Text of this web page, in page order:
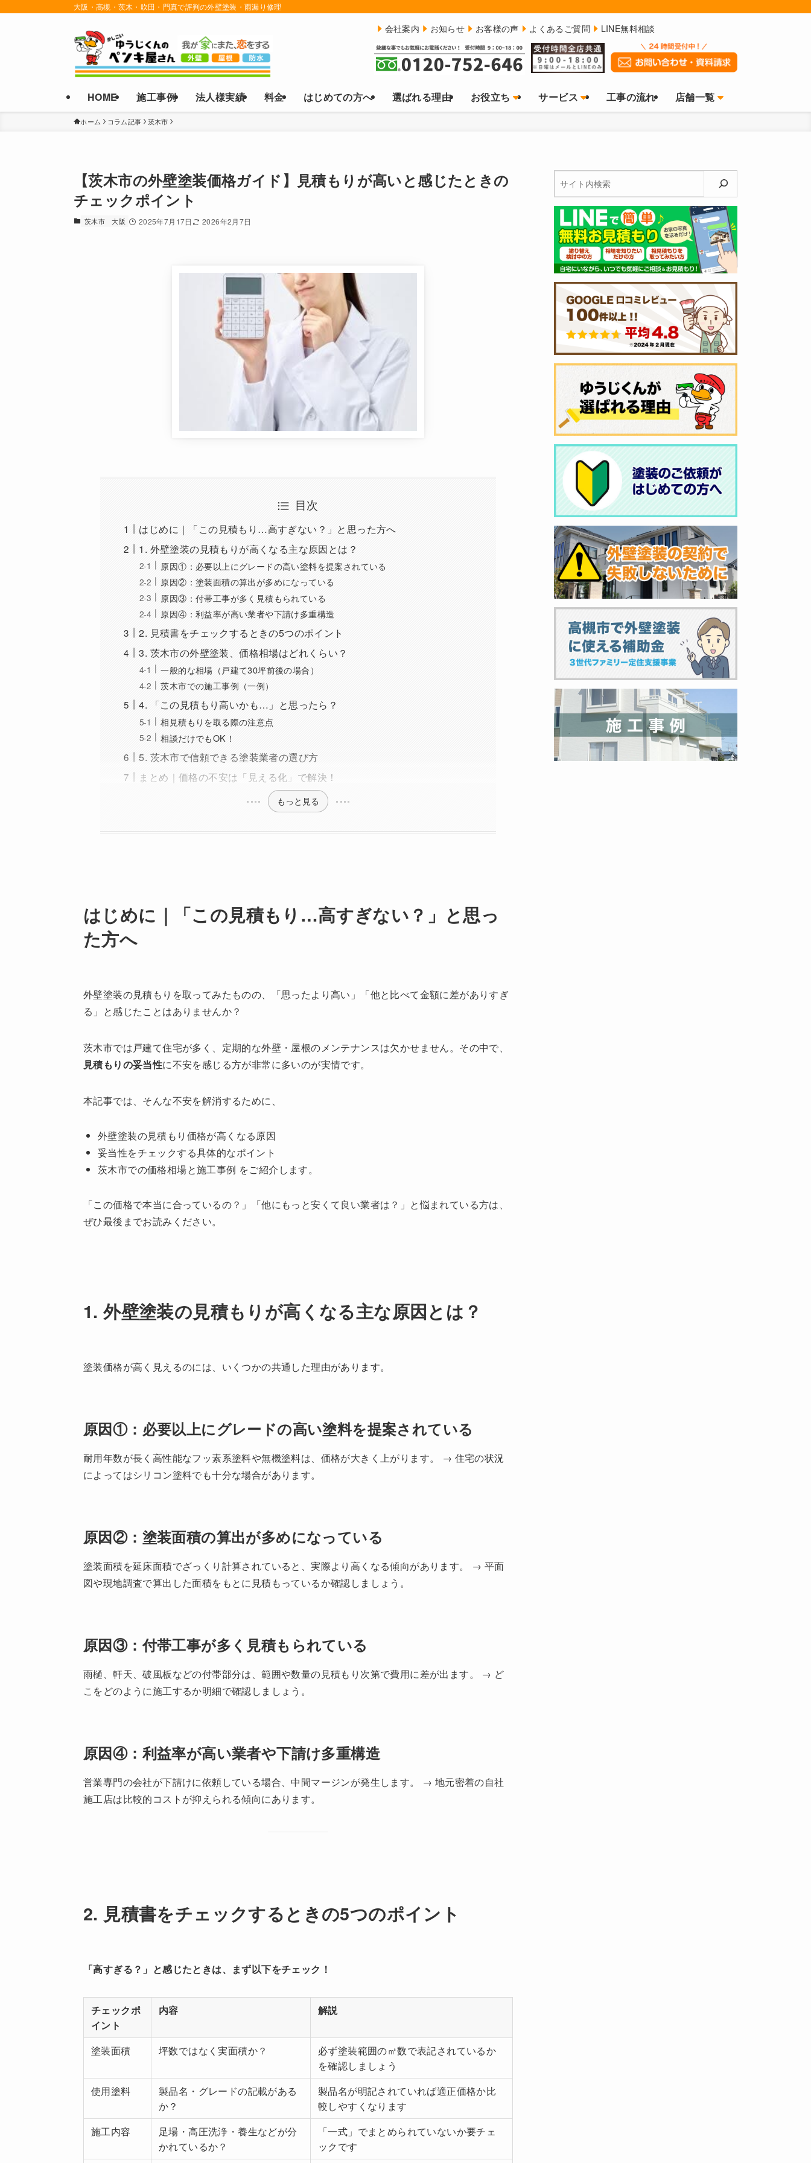
大阪・高槻・茨木・吹田・門真で評判の外壁塗装・雨漏り修理
HOME 施工事例 法人様実績 料金 はじめての方へ 選ばれる理由 お役立ち サービス 工事の流れ 店舗一覧
会社案内 お知らせ お客様の声 よくあるご質問 LINE無料相談
ホーム コラム記事 茨木市
【茨木市の外壁塗装価格ガイド】見積もりが高いと感じたときの
チェックポイント
茨木市 大阪 2025年7月17日 2026年2月7日
目次
はじめに｜「この見積もり…高すぎない？」と思った方へ
1. 外壁塗装の見積もりが高くなる主な原因とは？
原因①：必要以上にグレードの高い塗料を提案されている
原因②：塗装面積の算出が多めになっている
原因③：付帯工事が多く見積もられている
原因④：利益率が高い業者や下請け多重構造
2. 見積書をチェックするときの5つのポイント
3. 茨木市の外壁塗装、価格相場はどれくらい？
一般的な相場（戸建て30坪前後の場合）
茨木市での施工事例（一例）
4. 「この見積もり高いかも…」と思ったら？
相見積もりを取る際の注意点
相談だけでもOK！
5. 茨木市で信頼できる塗装業者の選び方
まとめ｜価格の不安は「見える化」で解決！
もっと見る
はじめに｜「この見積もり…高すぎない？」と思っ
た方へ
外壁塗装の見積もりを取ってみたものの、「思ったより高い」「他と比べて金額に差がありすぎ
る」と感じたことはありませんか？
茨木市では戸建て住宅が多く、定期的な外壁・屋根のメンテナンスは欠かせません。その中で、
見積もりの妥当性に不安を感じる方が非常に多いのが実情です。
本記事では、そんな不安を解消するために、
外壁塗装の見積もり価格が高くなる原因
妥当性をチェックする具体的なポイント
茨木市での価格相場と施工事例 をご紹介します。
「この価格で本当に合っているの？」「他にもっと安くて良い業者は？」と悩まれている方は、
ぜひ最後までお読みください。
1. 外壁塗装の見積もりが高くなる主な原因とは？
塗装価格が高く見えるのには、いくつかの共通した理由があります。
原因①：必要以上にグレードの高い塗料を提案されている
耐用年数が長く高性能なフッ素系塗料や無機塗料は、価格が大きく上がります。 → 住宅の状況
によってはシリコン塗料でも十分な場合があります。
原因②：塗装面積の算出が多めになっている
塗装面積を延床面積でざっくり計算されていると、実際より高くなる傾向があります。 → 平面
図や現地調査で算出した面積をもとに見積もっているか確認しましょう。
原因③：付帯工事が多く見積もられている
雨樋、軒天、破風板などの付帯部分は、範囲や数量の見積もり次第で費用に差が出ます。 → ど
こをどのように施工するか明細で確認しましょう。
原因④：利益率が高い業者や下請け多重構造
営業専門の会社が下請けに依頼している場合、中間マージンが発生します。 → 地元密着の自社
施工店は比較的コストが抑えられる傾向にあります。
2. 見積書をチェックするときの5つのポイント
「高すぎる？」と感じたときは、まず以下をチェック！
チェックポ
イント
内容 解説
塗装面積 坪数ではなく実面積か？
必ず塗装範囲の㎡数で表記されているか
を確認しましょう
使用塗料
製品名・グレードの記載がある
か？
製品名が明記されていれば適正価格か比
較しやすくなります
施工内容
足場・高圧洗浄・養生などが分
かれているか？
「一式」でまとめられていないか要チェ
ックです